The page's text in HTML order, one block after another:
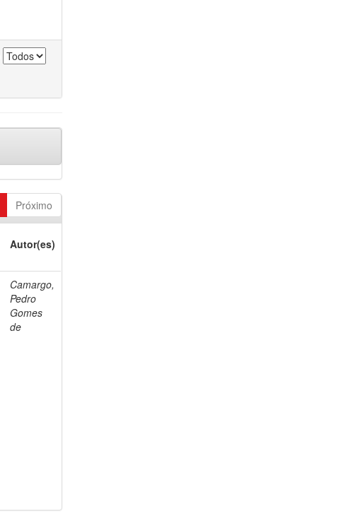
Próximo
Autor(es)
Camargo,
Pedro
Gomes
de